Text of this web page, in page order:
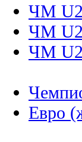
ЧМ
ЧМ
ЧМ
Евро